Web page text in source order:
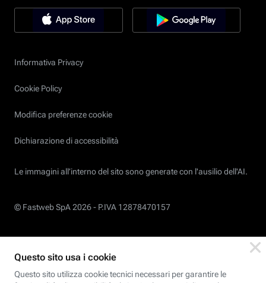
Informativa Privacy
Cookie Policy
Modifica preferenze cookie
Dichiarazione di accessibilità
Le immagini all’interno del sito sono generate con l'ausilio dell'AI.
© Fastweb SpA 2026 - P.IVA 12878470157